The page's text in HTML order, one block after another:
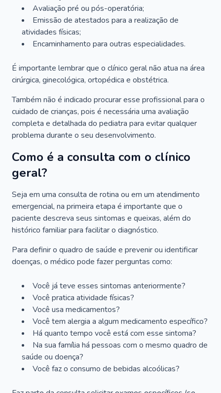
Avaliação pré ou pós-operatória;
Emissão de atestados para a realização de
atividades físicas;
Encaminhamento para outras especialidades.
É importante lembrar que o clínico geral não atua na área
cirúrgica, ginecológica, ortopédica e obstétrica.
Também não é indicado procurar esse profissional para o
cuidado de crianças, pois é necessária uma avaliação
completa e detalhada do pediatra para evitar qualquer
problema durante o seu desenvolvimento.
Como é a consulta com o clínico
geral?
Seja em uma consulta de rotina ou em um atendimento
emergencial, na primeira etapa é importante que o
paciente descreva seus sintomas e queixas, além do
histórico familiar para facilitar o diagnóstico.
Para definir o quadro de saúde e prevenir ou identificar
doenças, o médico pode fazer perguntas como:
Você já teve esses sintomas anteriormente?
Você pratica atividade físicas?
Você usa medicamentos?
Você tem alergia a algum medicamento específico?
Há quanto tempo você está com esse sintoma?
Na sua família há pessoas com o mesmo quadro de
saúde ou doença?
Você faz o consumo de bebidas alcoólicas?